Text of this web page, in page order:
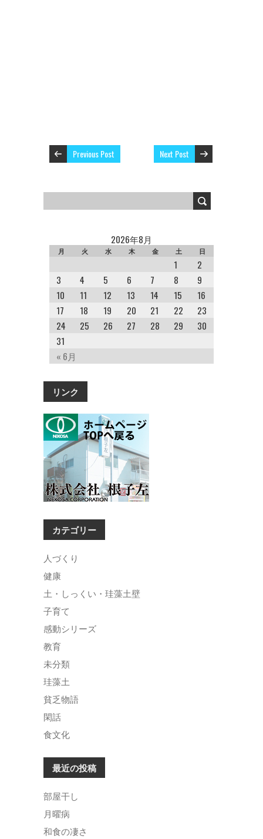
Previous Post Next Post
2026年8月
月 火 水 木 金 土 日
« 6月
1
2
3
4 5 6 7 8
9
10
11 12 13 14 15
16
17
18 19 20 21 22
23
24
25 26 27 28 29
30
31
リンク
カテゴリー
人づくり
健康
土・しっくい・珪藻土壁
子育て
感動シリーズ
教育
未分類
珪藻土
貧乏物語
閑話
食文化
最近の投稿
部屋干し
月曜病
和食の凄さ